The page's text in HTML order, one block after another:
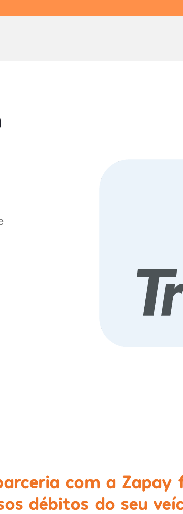
com a
débitos do seu